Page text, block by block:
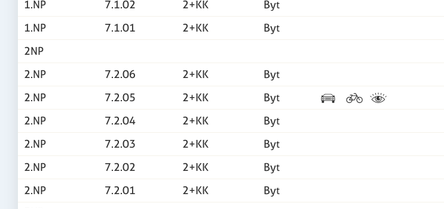
1.NP
7.1.02 2+KK Byt
1.NP
7.1.01 2+KK Byt
2NP
2.NP
7.2.06 2+KK Byt
2.NP
7.2.05 2+KK Byt
2.NP
7.2.04 2+KK Byt
2.NP
7.2.03 2+KK Byt
2.NP
7.2.02 2+KK Byt
2.NP
7.2.01 2+KK Byt